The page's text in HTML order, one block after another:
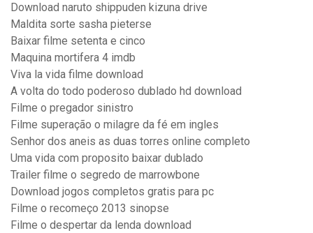
Download naruto shippuden kizuna drive
Maldita sorte sasha pieterse
Baixar filme setenta e cinco
Maquina mortifera 4 imdb
Viva la vida filme download
A volta do todo poderoso dublado hd download
Filme o pregador sinistro
Filme superação o milagre da fé em ingles
Senhor dos aneis as duas torres online completo
Uma vida com proposito baixar dublado
Trailer filme o segredo de marrowbone
Download jogos completos gratis para pc
Filme o recomeço 2013 sinopse
Filme o despertar da lenda download